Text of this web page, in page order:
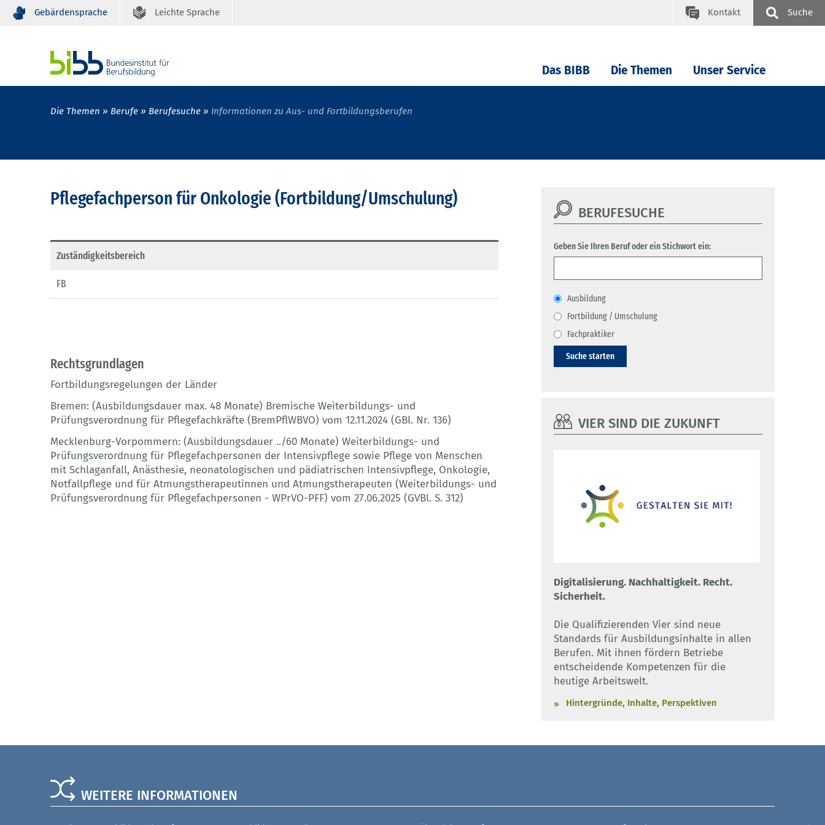
Gebärdensprache Leichte Sprache Kontakt Suche
Das BIBB Die Themen Unser Service
Die Themen Berufe Berufesuche Informationen zu Aus- und Fortbildungsberufen
Pflegefachperson für Onkologie (Fortbildung/Umschulung)
Zuständigkeitsbereich
FB
Rechtsgrundlagen
Fortbildungsregelungen der Länder
Bremen: (Ausbildungsdauer max. 48 Monate) Bremische Weiterbildungs- und
Prüfungsverordnung für Pflegefachkräfte (BremPflWBVO) vom 12.11.2024 (GBl. Nr. 136)
Mecklenburg-Vorpommern: (Ausbildungsdauer ../60 Monate) Weiterbildungs- und
Prüfungsverordnung für Pflegefachpersonen der Intensivpflege sowie Pflege von Menschen
mit Schlaganfall, Anästhesie, neonatologischen und pädiatrischen Intensivpflege, Onkologie,
Notfallpflege und für Atmungstherapeutinnen und Atmungstherapeuten (Weiterbildungs- und
Prüfungsverordnung für Pflegefachpersonen - WPrVO-PFF) vom 27.06.2025 (GVBl. S. 312)
BERUFESUCHE
Geben Sie Ihren Beruf oder ein Stichwort ein:
Ausbildung
Fortbildung / Umschulung
Fachpraktiker
Suche starten
VIER SIND DIE ZUKUNFT
Digitalisierung. Nachhaltigkeit. Recht.
Sicherheit.
Die Qualifizierenden Vier sind neue
Standards für Ausbildungsinhalte in allen
Berufen. Mit ihnen fördern Betriebe
entscheidende Kompetenzen für die
heutige Arbeitswelt.
Hintergründe, Inhalte, Perspektiven
WEITERE INFORMATIONEN